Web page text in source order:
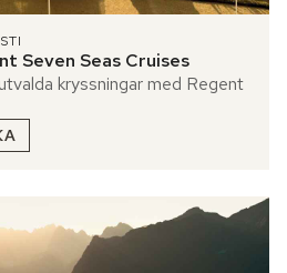
Seven Seas Cruises
kryssningar med Regent